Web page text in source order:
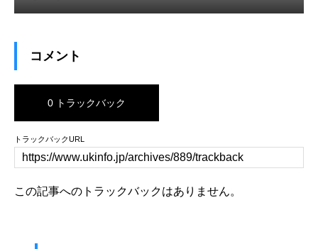
コメント
0 トラックバック
トラックバックURL
この記事へのトラックバックはありません。